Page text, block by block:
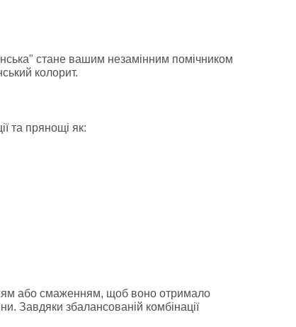
стане вашим незамінним помічником
колорит.
та прянощі як:
або смаженням, щоб воно отримало
Завдяки збалансованій комбінації